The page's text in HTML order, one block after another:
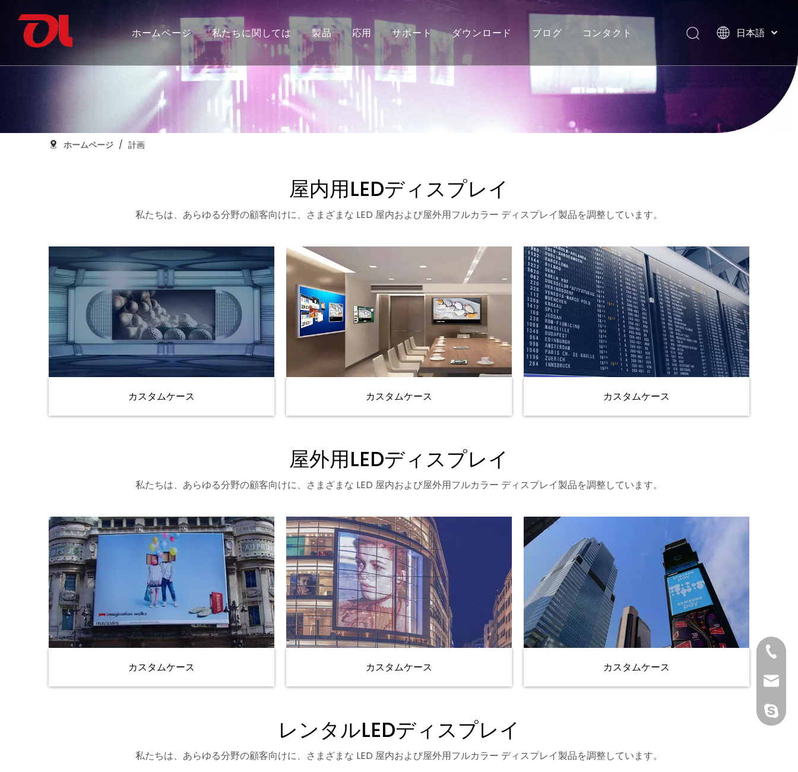
ホームページ 私たちに関しては
証明書の栄誉
製品
フレキシブルストリップライトを統合 SMDフレキシブルストリップライト COB フレキシブル ストリップ ライト ネオンフレックスストリップライト
応用
グランドピアの再建 トロントのサイン ヴィラ、モルディブ
サポート ダウンロード ブログ コンタクト
日本語
العربية
Español
Português
ホームページ / 計画
屋内用LEDディスプレイ
私たちは、あらゆる分野の顧客向けに、さまざまな LED 屋内および屋外用フルカラー ディスプレイ製品を調整しています。
カスタムケース カスタムケース カスタムケース
屋外用LEDディスプレイ
私たちは、あらゆる分野の顧客向けに、さまざまな LED 屋内および屋外用フルカラー ディスプレイ製品を調整しています。
カスタムケース カスタムケース カスタムケース
レンタルLEDディスプレイ
私たちは、あらゆる分野の顧客向けに、さまざまな LED 屋内および屋外用フルカラー ディスプレイ製品を調整しています。
+86 21